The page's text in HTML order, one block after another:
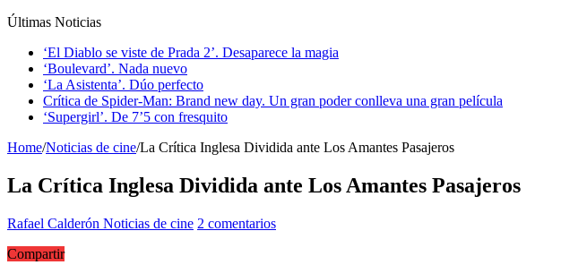
Últimas Noticias
‘El Diablo se viste de Prada 2’. Desaparece la magia
‘Boulevard’. Nada nuevo
‘La Asistenta’. Dúo perfecto
Crítica de Spider-Man: Brand new day. Un gran poder conlleva una gran película
‘Supergirl’. De 7’5 con fresquito
Home/Noticias de cine/La Crítica Inglesa Dividida ante Los Amantes Pasajeros
La Crítica Inglesa Dividida ante Los Amantes Pasajeros
Rafael Calderón Noticias de cine 2 comentarios
Compartir